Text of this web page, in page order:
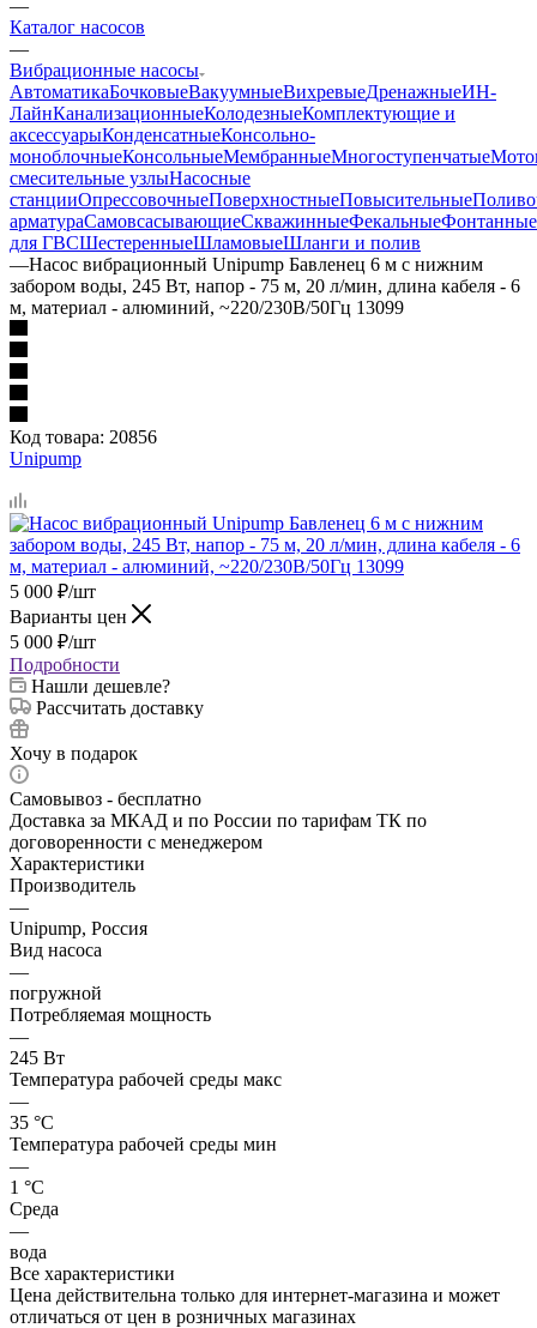
—
Каталог насосов
—
Вибрационные насосы
АвтоматикаБочковыеВакуумныеВихревыеДренажныеИН-
ЛайнКанализационныеКолодезныеКомплектующие и
аксессуарыКонденсатныеКонсольно-
моноблочныеКонсольныеМембранныеМногоступенчатые
смесительные узлыНасосные
станцииОпрессовочныеПоверхностныеПовысительные
арматураСамовсасывающиеСкважинныеФекальныеФонтанные
для ГВСШестеренныеШламовыеШланги и полив
—Насос вибрационный Unipump Бавленец 6 м с нижним
забором воды, 245 Вт, напор - 75 м, 20 л/мин, длина кабеля - 6
м, материал - алюминий, ~220/230В/50Гц 13099
Код товара: 20856
Unipump
5 000 ₽/шт
Варианты цен
5 000 ₽/шт
Подробности
Нашли дешевле?
Рассчитать доставку
Хочу в подарок
Самовывоз - бесплатно
Доставка за МКАД и по России по тарифам ТК по
договоренности с менеджером
Характеристики
Производитель
—
Unipump, Россия
Вид насоса
—
погружной
Потребляемая мощность
—
245 Вт
Температура рабочей среды макс
—
35 °С
Температура рабочей среды мин
—
1 °С
Среда
—
вода
Все характеристики
Цена действительна только для интернет-магазина и может
отличаться от цен в розничных магазинах